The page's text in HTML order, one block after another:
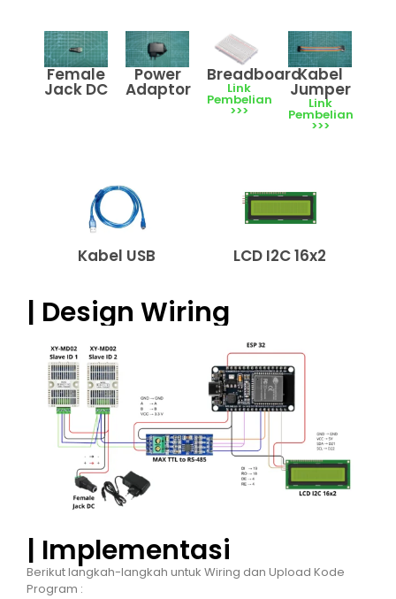
Female
Jack DC
Power
Adaptor
Breadboard
Link
Pembelian
>>>
Kabel
Jumper
Link
Pembelian
>>>
Kabel USB LCD I2C 16x2
| Design Wiring
| Implementasi
Berikut langkah-langkah untuk Wiring dan Upload Kode
Program :